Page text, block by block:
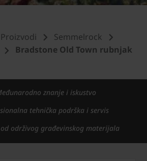
Proizvodi
Semmelrock
Bradstone Old Town rubnjak
znanje i iskustvo
tehnička podrška i servis
od održivog građevinskog materijala